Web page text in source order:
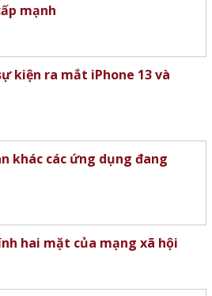
mạnh
kiện ra mắt iPhone 13 và
khác các ứng dụng đang
hai mặt của mạng xã hội